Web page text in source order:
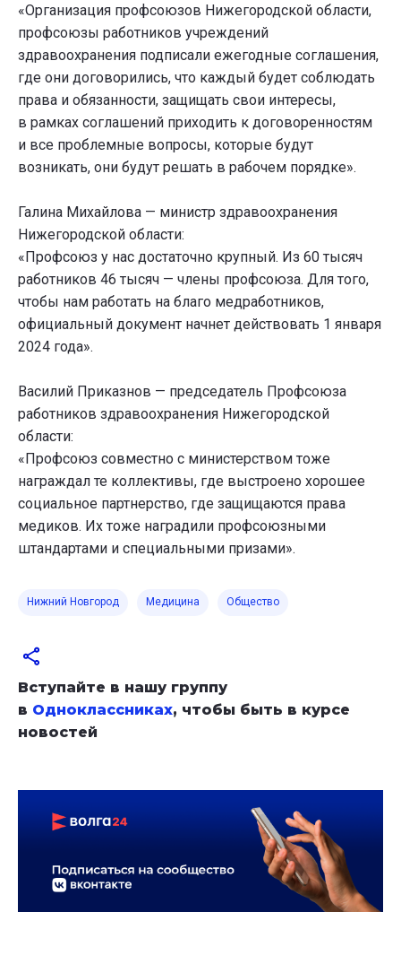
«Организация профсоюзов Нижегородской области,
профсоюзы работников учреждений
здравоохранения подписали ежегодные соглашения,
где они договорились, что каждый будет соблюдать
права и обязанности, защищать свои интересы,
в рамках соглашений приходить к договоренностям
и все проблемные вопросы, которые будут
возникать, они будут решать в рабочем порядке».
Галина Михайлова — министр здравоохранения
Нижегородской области:
«Профсоюз у нас достаточно крупный. Из 60 тысяч
работников 46 тысяч — члены профсоюза. Для того,
чтобы нам работать на благо медработников,
официальный документ начнет действовать 1 января
2024 года».
Василий Приказнов — председатель Профсоюза
работников здравоохранения Нижегородской
области:
«Профсоюз совместно с министерством тоже
награждал те коллективы, где выстроено хорошее
социальное партнерство, где защищаются права
медиков. Их тоже наградили профсоюзными
штандартами и специальными призами».
Нижний Новгород Медицина Общество
Вступайте в нашу группу
в Одноклассниках, чтобы быть в курсе
новостей